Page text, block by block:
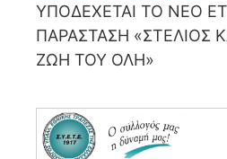
ΥΠΟΔΕΧΕΤΑΙ ΤΟ ΝΕΟ
ΠΑΡΑΣΤΑΣΗ «ΣΤΕΛΙΟΣ
ΖΩΗ ΤΟΥ ΟΛΗ»